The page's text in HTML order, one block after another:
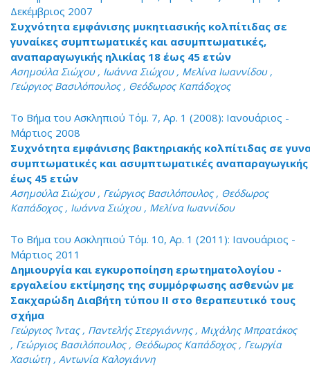
Δεκέμβριος 2007
Συχνότητα εμφάνισης μυκητιασικής κολπίτιδας σε
γυναίκες συμπτωματικές και ασυμπτωματικές,
αναπαραγωγικής ηλικίας 18 έως 45 ετών
Ασημούλα Σιώχου , Ιωάννα Σιώχου , Μελίνα Ιωαννίδου ,
Γεώργιος Βασιλόπουλος , Θεόδωρος Καπάδοχος
Το Βήμα του Ασκληπιού Τόμ. 7, Αρ. 1 (2008): Ιανουάριος -
Μάρτιος 2008
Συχνότητα εμφάνισης βακτηριακής κολπίτιδας σε
συμπτωματικές και ασυμπτωματικές αναπαραγωγικής
έως 45 ετών
Ασημούλα Σιώχου , Γεώργιος Βασιλόπουλος , Θεόδωρος
Καπάδοχος , Ιωάννα Σιώχου , Μελίνα Ιωαννίδου
Το Βήμα του Ασκληπιού Τόμ. 10, Αρ. 1 (2011): Ιανουάριος -
Μάρτιος 2011
Δημιουργία και εγκυροποίηση ερωτηματολογίου -
εργαλείου εκτίμησης της συμμόρφωσης ασθενών με
Σακχαρώδη Διαβήτη τύπου II στο θεραπευτικό τους
σχήμα
Γεώργιος Ίντας , Παντελής Στεργιάννης , Μιχάλης Μπρατάκος
, Γεώργιος Βασιλόπουλος , Θεόδωρος Καπάδοχος , Γεωργία
Χασιώτη , Αντωνία Καλογιάννη